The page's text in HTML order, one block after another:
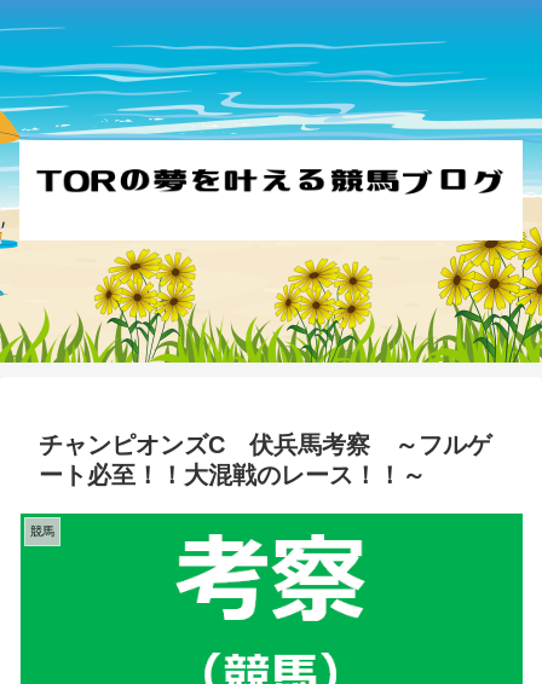
チャンピオンズC 伏兵馬考察 ～フルゲ
ート必至！！大混戦のレース！！～
競馬